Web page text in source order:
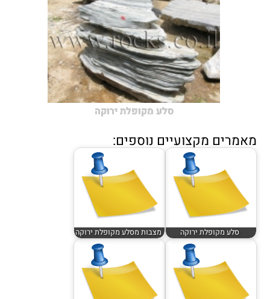
סלע מקופלת ירוקה
מאמרים מקצועיים נוספים:
סלע מקופלת ירוקה מצבות מסלע מקופלת ירוקה